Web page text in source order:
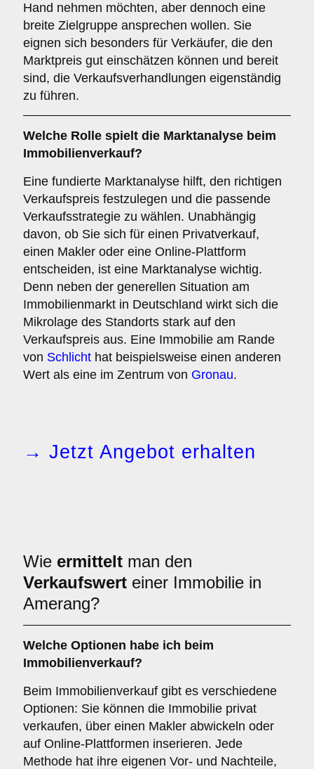
Hand nehmen möchten, aber dennoch eine
breite Zielgruppe ansprechen wollen. Sie
eignen sich besonders für Verkäufer, die den
Marktpreis gut einschätzen können und bereit
sind, die Verkaufsverhandlungen eigenständig
zu führen.
Welche Rolle spielt die Marktanalyse beim
Immobilienverkauf?
Eine fundierte Marktanalyse hilft, den richtigen
Verkaufspreis festzulegen und die passende
Verkaufsstrategie zu wählen. Unabhängig
davon, ob Sie sich für einen Privatverkauf,
einen Makler oder eine Online-Plattform
entscheiden, ist eine Marktanalyse wichtig.
Denn neben der generellen Situation am
Immobilienmarkt in Deutschland wirkt sich die
Mikrolage des Standorts stark auf den
Verkaufspreis aus. Eine Immobilie am Rande
von Schlicht hat beispielsweise einen anderen
Wert als eine im Zentrum von Gronau.
→ Jetzt Angebot erhalten
Wie ermittelt man den
Verkaufswert einer Immobilie in
Amerang?
Welche Optionen habe ich beim
Immobilienverkauf?
Beim Immobilienverkauf gibt es verschiedene
Optionen: Sie können die Immobilie privat
verkaufen, über einen Makler abwickeln oder
auf Online-Plattformen inserieren. Jede
Methode hat ihre eigenen Vor- und Nachteile,